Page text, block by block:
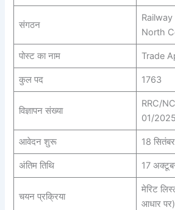
संगठन
North
पोस्ट का नाम Trade
कुल पद 1763
विज्ञापन संख्या
RRC/
01/2025
आवेदन शुरू 18
अंतिम तिथि 17
चयन प्रक्रिया
मेरिट
आधार पर)